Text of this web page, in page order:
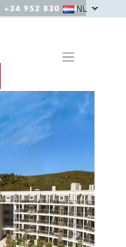
+34 952 830 378 /
NL
Next